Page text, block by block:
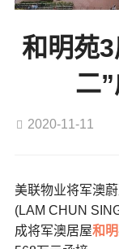
和明苑
二
2020-11-11
美联物业将军澳
(LAM CHUN
成将军澳居屋和